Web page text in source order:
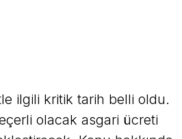
ilgili kritik tarih belli oldu.
olacak asgari ücreti